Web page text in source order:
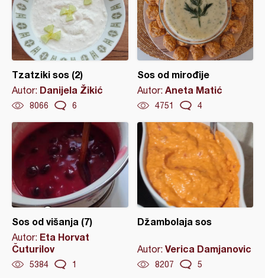
Tzatziki sos (2)
Autor: Danijela Žikić
8066 6
Sos od mirođije
Autor: Aneta Matić
4751 4
Sos od višanja (7)
Autor: Eta Horvat
Čuturilov
5384 1
Džambolaja sos
Autor: Verica Damjanovic
8207 5